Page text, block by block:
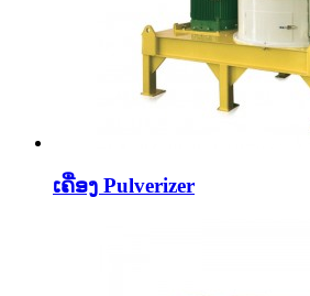
ເຄື່ອງ Pulverizer